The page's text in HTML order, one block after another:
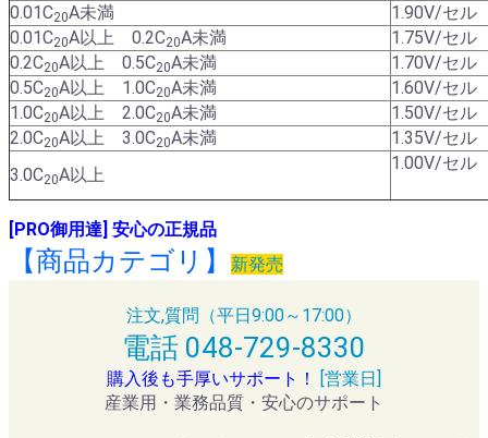
0.01C20A未満
1.90V/セル
0.01C20A以上 0.2C20A未満
1.75V/セル
0.2C20A以上 0.5C20A未満
1.70V/セル
0.5C20A以上 1.0C20A未満
1.60V/セル
1.0C20A以上 2.0C20A未満
1.50V/セル
2.0C20A以上 3.0C20A未満
1.35V/セル
3.0C20A以上
1.00V/セル
[PRO御用達] 安心の正規品
【商品カテゴリ】 新発売
注文,質問（平日9:00～17:00）
電話 048-729-8330
購入後も手厚いサポート！
[営業日]
産業用・業務品質・安心のサポート